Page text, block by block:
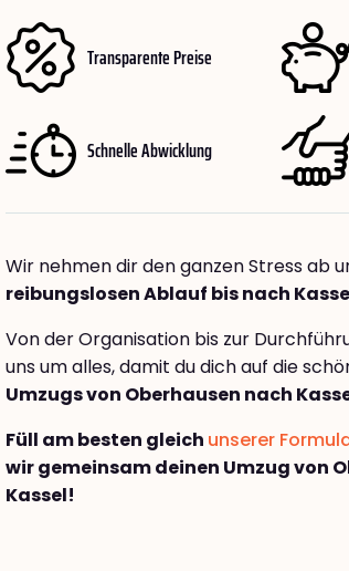
Transparente Preise
Schnelle Abwicklung
Wir nehmen dir den ganzen Stress ab
reibungslosen Ablauf bis nach
Von der Organisation bis zur
uns um alles, damit du dich auf die
Umzugs von Oberhausen nach
Füll am besten gleich unserer
wir gemeinsam deinen Umzug von
Kassel!